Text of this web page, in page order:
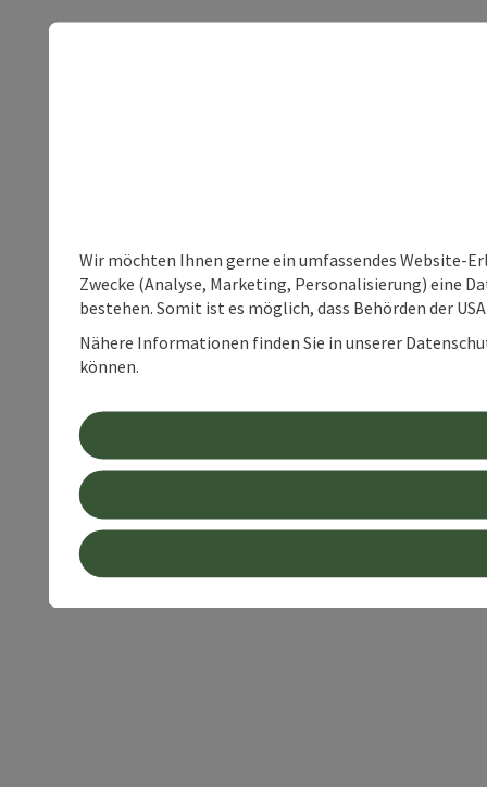
Wir möchten Ihnen gerne ein umfassendes Website-
Zwecke (Analyse, Marketing, Personalisierung) eine
bestehen. Somit ist es möglich, dass Behörden der
Nähere Informationen finden Sie in unserer
können.